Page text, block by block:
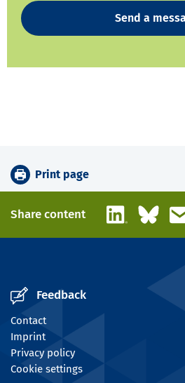
Send a
Print page
Share content LinkedIn
Feedback
Contact
Imprint
Privacy policy
Cookie settings